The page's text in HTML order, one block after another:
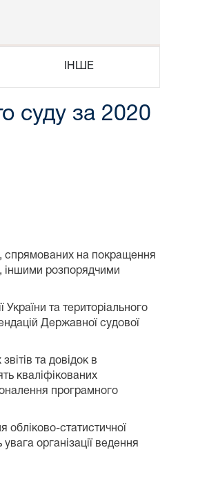
ІНШЕ
суду за 2020
спрямованих на покращення
іншими розпорядчими
та територіального
Державної судової
та довідок в
кваліфікованих
програмного
обліково-статистичної
організації ведення